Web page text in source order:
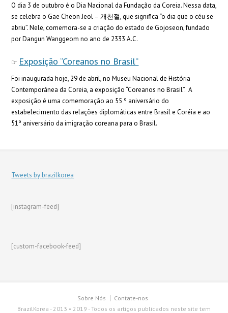
O dia 3 de outubro é o Dia Nacional da Fundação da Coreia. Nessa data,
se celebra o Gae Cheon Jeol – 개천절, que significa “o dia que o céu se
abriu”. Nele, comemora-se a criação do estado de Gojoseon, fundado
por Dangun Wanggeom no ano de 2333 A.C.
Exposição “Coreanos no Brasil”
Foi inaugurada hoje, 29 de abril, no Museu Nacional de História
Contemporânea da Coreia, a exposição “Coreanos no Brasil”. A
exposição é uma comemoração ao 55 º aniversário do
estabelecimento das relações diplomáticas entre Brasil e Coréia e ao
51º aniversário da imigração coreana para o Brasil.
Tweets by brazilkorea
[instagram-feed]
[custom-facebook-feed]
Sobre Nós
Contate-nos
BrazilKorea - 2013 • 2019 - Todos os artigos publicados neste site tem